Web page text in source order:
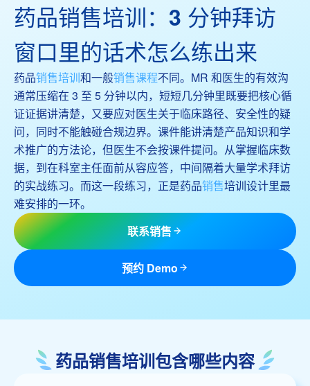
药品销售培训：3 分钟拜访
窗口里的话术怎么练出来
药品销售培训和一般销售课程不同。MR 和医生的有效沟
通常压缩在 3 至 5 分钟以内，短短几分钟里既要把核心循
证证据讲清楚，又要应对医生关于临床路径、安全性的疑
问，同时不能触碰合规边界。课件能讲清楚产品知识和学
术推广的方法论，但医生不会按课件提问。从掌握临床数
据，到在科室主任面前从容应答，中间隔着大量学术拜访
的实战练习。而这一段练习，正是药品销售培训设计里最
难安排的一环。
联系销售
预约 Demo
药品销售培训包含哪些内容